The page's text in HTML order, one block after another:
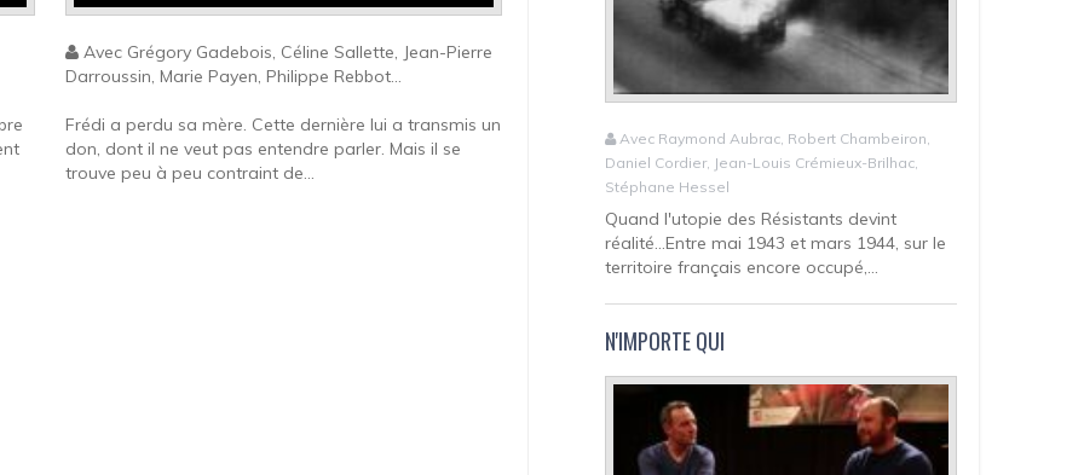
Avec Grégory Gadebois, Céline Sallette, Jean-Pierre
Darroussin, Marie Payen, Philippe Rebbot...
Frédi a perdu sa mère. Cette dernière lui a transmis un
don, dont il ne veut pas entendre parler. Mais il se
trouve peu à peu contraint de...
Avec Raymond Aubrac, Robert Chambeiron,
Daniel Cordier, Jean-Louis Crémieux-Brilhac,
Stéphane Hessel
Quand l'utopie des Résistants devint
réalité...Entre mai 1943 et mars 1944, sur le
territoire français encore occupé,...
N'IMPORTE QUI